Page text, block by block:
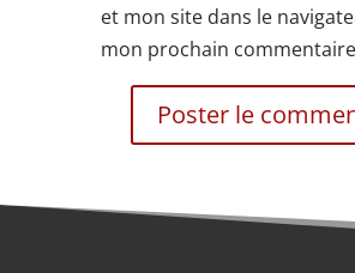
et mon site dans le
mon prochain